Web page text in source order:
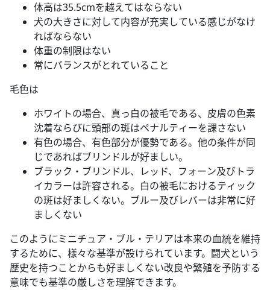
体高は35.5cmを越えてはならない
犬の大きさに対して内容が充実している感じがなけ
ればならない
体重の制限はない
常にバランスがとれていること
毛色は
ホワイトの場合、真っ白の被毛である、皮膚の色素
沈着ならびに頭部の斑はペナルティーを課さない
有色の場合、有色部分が優勢である。他の条件が同
じであればブリンドルが好ましい。
ブラック・ブリンドル、レッド、フォーン及びトラ
イカラーは許容される。白の被毛におけるティック
の斑は好ましくない。ブルー及びレバーは非常に好
ましくない
このようにミニチュア・ブル・テリアは本来の血統を維持
するために、様々な基準が設けられています。闘犬という
歴史を持つことからも好ましくない改良や繁殖を予防する
意味でも基準の厳しさを理解できます。